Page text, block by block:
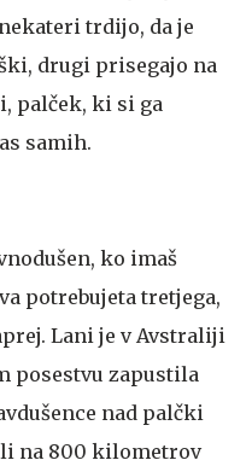
trdijo, da je
drugi prisegajo na
palček, ki si ga
samih.
ko imaš
potrebujeta tretjega,
Lani je v Avstraliji
posestvu zapustila
nad palčki
na 800 kilometrov